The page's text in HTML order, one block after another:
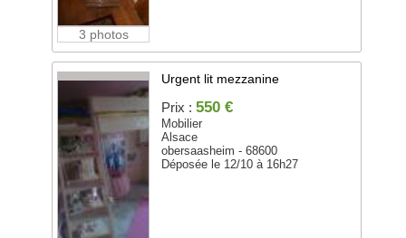
3 photos
Urgent lit mezzanine
Prix : 550 €
Mobilier
Alsace
obersaasheim - 68600
Déposée le 12/10 à 16h27